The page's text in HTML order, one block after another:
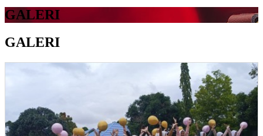
GALERI
GALERI